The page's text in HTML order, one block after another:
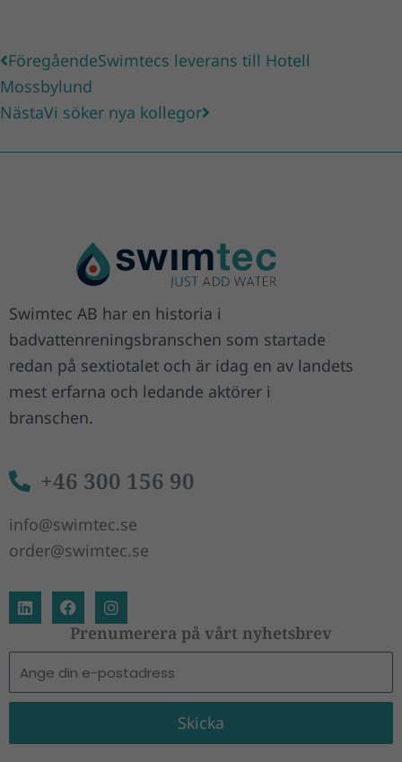
Föregående
FöregåendeSwimtecs leverans till Hotell
Mossbylund
NästaVi söker nya kollegor
Nästa
Swimtec AB har en historia i
badvattenreningsbranschen som startade
redan på sextiotalet och är idag en av landets
mest erfarna och ledande aktörer i
branschen.
+46 300 156 90
info@swimtec.se
order@swimtec.se
L
i
n
k
e
d
i
F
a
c
e
b
o
o
I
n
s
t
g
r
Prenumerera på vårt nyhetsbrev
post
Skicka